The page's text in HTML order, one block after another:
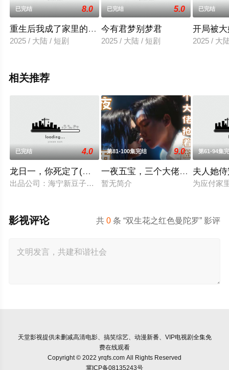
已完结 8.0
重生后我成了家里的定海神针
2025 / 大陆 / 短剧
已完结 5.0
今有君梦别梦君
2025 / 大陆 / 短剧
已完结
开局被
2025 / 大
相关推荐
已完结 4.0
龙日一，你死定了(短剧)
出品公司：海宁新豆子影视传媒有限公司、北京九和龙胜文化
第81-100集完结 9.0
一夜五宝，三个大佬抢着当爹地
暂无简介
第61-94集
夫人她
为应付家
共0 条 “双生花之红色曼陀罗” 影评
影视评论
天堂影视提供未删减高清电影、搞笑综艺、动漫新番、VIP电视剧全集免
费在线观看
Copyright © 2022 yrqfs.com All Rights Reserved
冀ICP备08135243号